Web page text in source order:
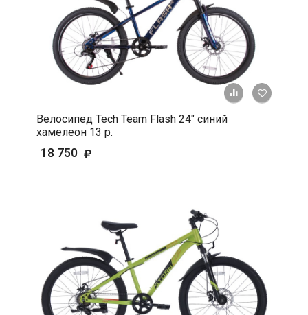
+ К
Велосипед Tech Team Flash 24" синий
хамелеон 13 р.
18 750